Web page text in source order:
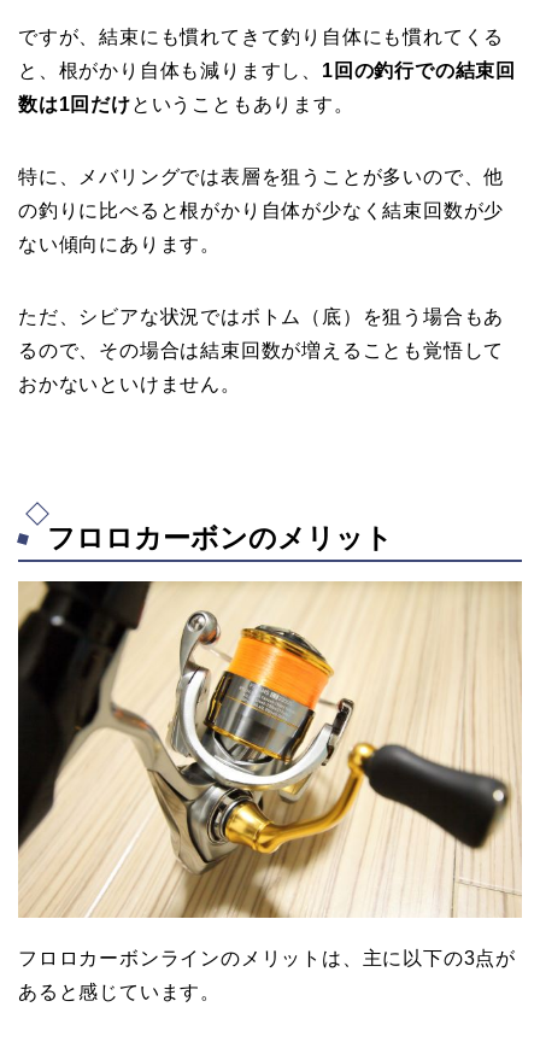
ですが、結束にも慣れてきて釣り自体にも慣れてくる
と、根がかり自体も減りますし、 1回の釣行での結束回
数は1回だけということもあります。
特に、メバリングでは表層を狙うことが多いので、他
の釣りに比べると根がかり自体が少なく結束回数が少
ない傾向にあります。
ただ、シビアな状況ではボトム（底）を狙う場合もあ
るので、その場合は結束回数が増えることも覚悟して
おかないといけません。
フロロカーボンのメリット
フロロカーボンラインのメリットは、主に以下の3点が
あると感じています。